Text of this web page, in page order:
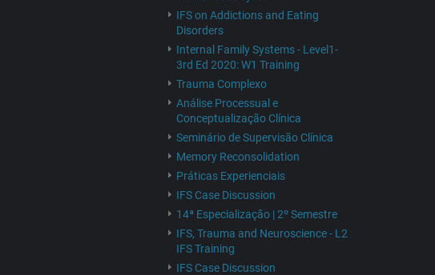
IFS on Addictions and Eating
Disorders
Internal Family Systems - Level1-
3rd Ed 2020: W1 Training
Trauma Complexo
Análise Processual e
Conceptualização Clínica
Seminário de Supervisão Clínica
Memory Reconsolidation
Práticas Experienciais
IFS Case Discussion
14ª Especialização | 2º Semestre
IFS, Trauma and Neuroscience - L2
IFS Training
IFS Case Discussion